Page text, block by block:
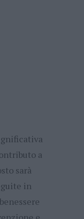
a
sarà
in